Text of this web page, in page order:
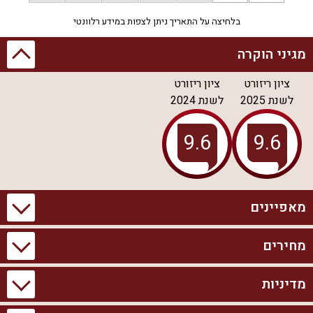
בלחיצה על התאריך ניתן לצפות במידע רלוונטי
מגיני הוקרה
ציון ריזורט
לשנת2025
ציון ריזורט
לשנת2024
מאפיינים
מידע כללי
4 יחידות אירוח
בריכת שחייה מגודרת
מחירים
בקתות זוגיותמדיניות